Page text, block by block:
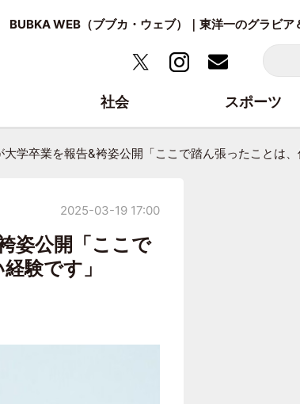
BUBKA WEB（ブブカ・ウェブ）｜東洋一のグラビア
学卒業を報告&袴姿公開「ここで踏ん張ったことは、
2025-03-19 17:00
姿公開「ここで
験です」
社会 スポーツ